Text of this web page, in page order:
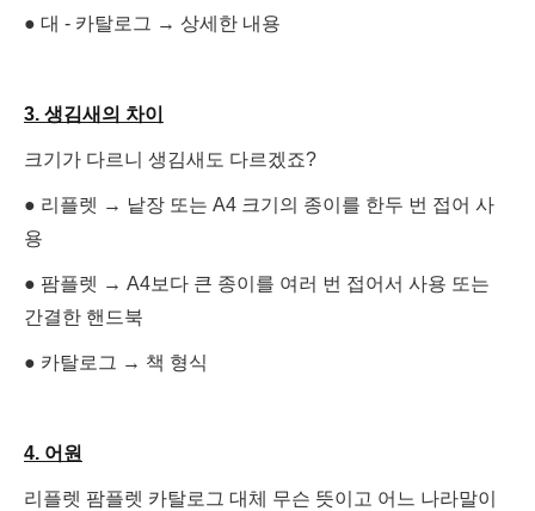
● 대 - 카탈로그 → 상세한 내용
3. 생김새의 차이
크기가 다르니 생김새도 다르겠죠?
● 리플렛 → 낱장 또는 A4 크기의 종이를 한두 번 접어 사
용
● 팜플렛 → A4보다 큰 종이를 여러 번 접어서 사용 또는
간결한 핸드북
● 카탈로그 → 책 형식
4. 어원
리플렛 팜플렛 카탈로그 대체 무슨 뜻이고 어느 나라말이